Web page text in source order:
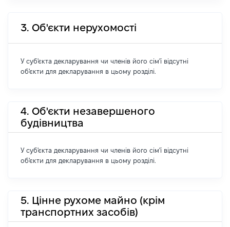
3. Об'єкти нерухомості
У суб'єкта декларування чи членів його сім'ї відсутні
об'єкти для декларування в цьому розділі.
4. Об'єкти незавершеного
будівництва
У суб'єкта декларування чи членів його сім'ї відсутні
об'єкти для декларування в цьому розділі.
5. Цінне рухоме майно (крім
транспортних засобів)